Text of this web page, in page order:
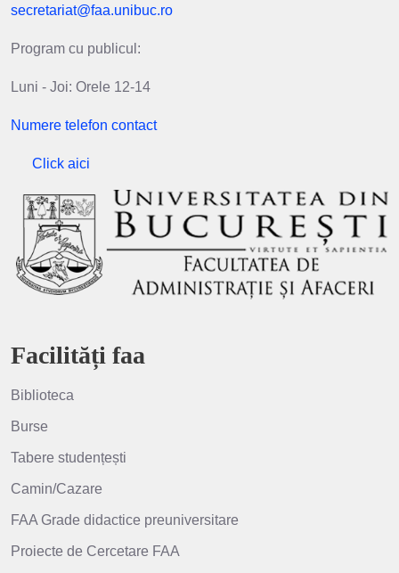
secretariat@faa.unibuc.ro
Program cu publicul:
Luni - Joi: Orele 12-14
Numere telefon contact
Click aici
Facilități faa
Biblioteca
Burse
Tabere studențești
Camin/Cazare
FAA Grade didactice preuniversitare
Proiecte de Cercetare FAA